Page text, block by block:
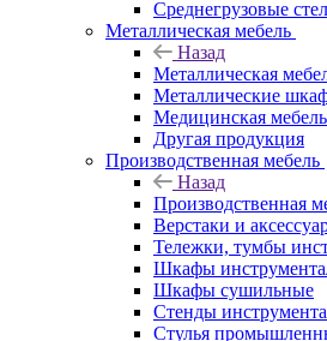
Среднегрузовые
Металлическая мебель
Назад
Металлическая
Металлические
Медицинская мебель
Другая продукция
Производственная мебель
Назад
Производственная
Верстаки и
Тележки, тумбы
Шкафы
Шкафы сушильные
Стенды
Cтулья